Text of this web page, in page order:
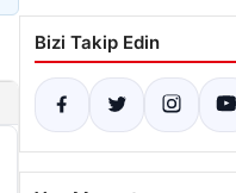
Bizi Takip Edin